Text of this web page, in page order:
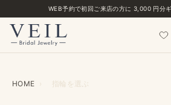
WEB予約で​初回ご来店の​方に​ 3,000 円分
HOME › 指輪を​選ぶ